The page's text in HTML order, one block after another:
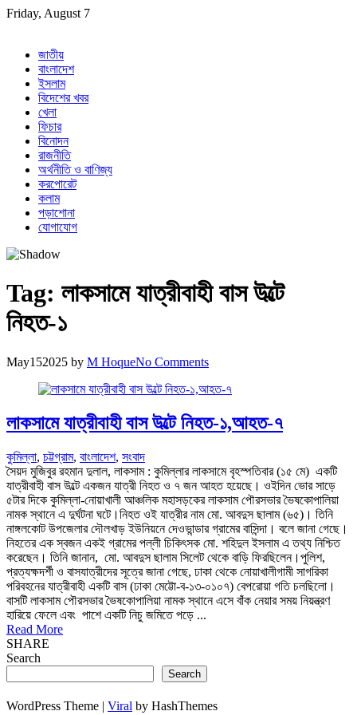
Skip
Friday, August 7
জাতীয়
বাংলাদেশ
ইসলাম
বিদেশের খবর
খেলা
ফিচার
বিনোদন
রাজনীতি
অর্থনীতি ও বাণিজ্য
করপোরেট
কলাম
পড়াশোনা
যোগাযোগ
Tag: লাকসামে যাত্রীবাহী বাস উল্টে
নিহত-১
May152025 by M HoqueNo Comments
লাকসামে যাত্রীবাহী বাস উল্টে নিহত-১,আহত-৭
কুমিল্লা, চট্টগ্রাম, বাংলাদেশ, সংবাদ
সৈয়দ মুজিবুর রহমান দুলাল, লাকসাম : কুমিল্লার লাকসামে বৃহস্পতিবার (১৫ মে) একটি
যাত্রীবাহী বাস উল্টে একজন যাত্রী নিহত ও ৭ জন আহত হয়েছে। ওইদিন ভোর সাড়ে
৫টার দিকে কুমিল্লা-নোয়াখালী আঞ্চলিক মহাসড়কের লাকসাম পৌরসভার ভৈষকোপালিয়া
নামক স্থানে এ দুর্ঘটনা ঘটে।নিহত ওই যাত্রীর নাম মো. আবদুস ছালাম (৬৫)। তিনি
নাঙ্গলকোট উপজেলার দৌলখাড় ইউনিয়নে দেওভান্ডার গ্রামের বাসিন্দা। বলে জানা গেছে।
নিহতের এক স্বজন একই গ্রামের পল্লী চিকিৎসক মো. শহিদুল ইসলাম এ তথ্য নিশ্চিত
করেছেন। তিনি জানান, মো. আবদুস ছালাম সিলেট থেকে বাড়ি ফিরছিলেন।পুলিশ,
প্রত্যক্ষদর্শী ও বাসযাত্রীদের সূত্রে জানা গেছে, ঢাকা থেকে নোয়াখালীগামী সাগরিকা
পরিবহনের যাত্রীবাহী একটি বাস (ঢাকা মেট্টো-ব-১৩-০১০৭) বেপরোয়া গতি চলছিলো।
বাসটি লাকসাম পৌরসভার ভৈষকোপালিয়া নামক স্থানে এসে বাঁক নেয়ার সময় নিয়ন্ত্রণ
হারিয়ে ফেলে এবং পাশে একটি নিচু জমিতে পড়ে ...
Read More
SHARE
Search
Search
WordPress Theme | Viral by HashThemes